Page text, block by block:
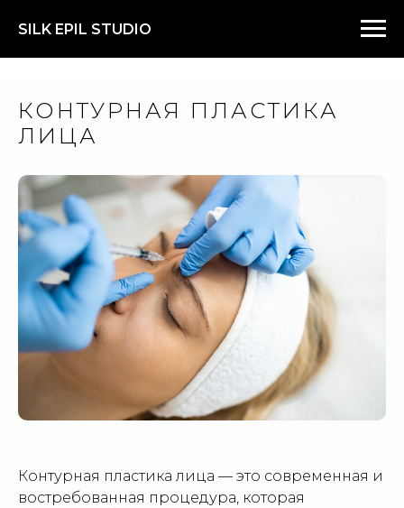
SILK EPIL STUDIO
КОНТУРНАЯ ПЛАСТИКА
ЛИЦА
Контурная пластика лица — это современная и
востребованная процедура, которая